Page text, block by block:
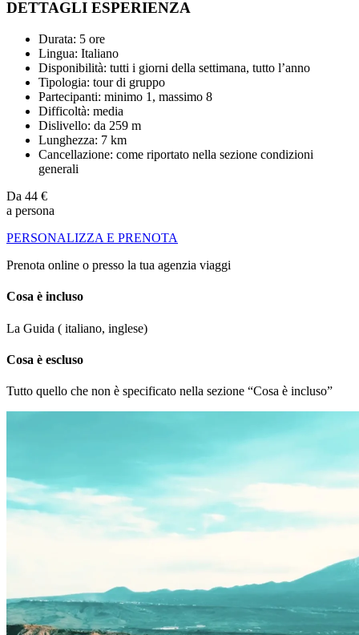
DETTAGLI ESPERIENZA
Durata: 5 ore
Lingua: Italiano
Disponibilità: tutti i giorni della settimana, tutto l’anno
Tipologia: tour di gruppo
Partecipanti: minimo 1, massimo 8
Difficoltà: media
Dislivello: da 259 m
Lunghezza: 7 km
Cancellazione: come riportato nella sezione condizioni
generali
Da 44 €
a persona
PERSONALIZZA E PRENOTA
Prenota online o presso la tua agenzia viaggi
Cosa è incluso
La Guida ( italiano, inglese)
Cosa è escluso
Tutto quello che non è specificato nella sezione “Cosa è incluso”